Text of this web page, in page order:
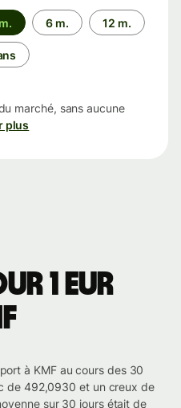
6 m. 12 m.
marché, sans aucune
plus
1 EUR
à KMF au cours des 30
de 492,0930 et un creux de
sur 30 jours était de